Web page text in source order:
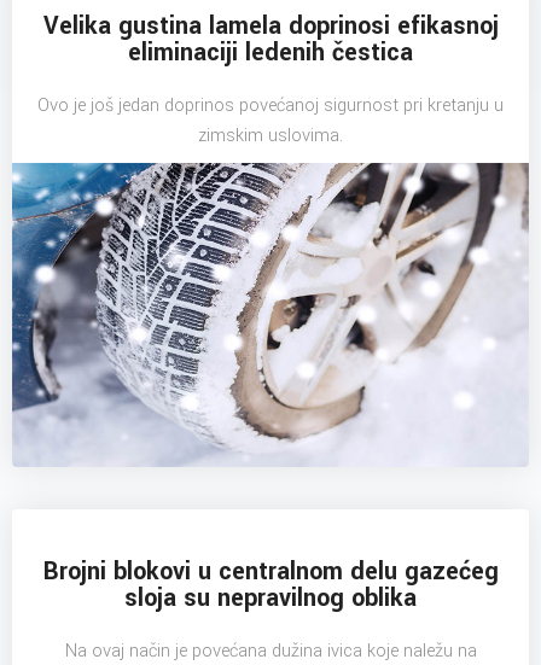
Velika gustina lamela doprinosi efikasnoj
eliminaciji ledenih čestica
Ovo je još jedan doprinos povećanoj sigurnost pri kretanju u
zimskim uslovima.
Brojni blokovi u centralnom delu gazećeg
sloja su nepravilnog oblika
Na ovaj način je povećana dužina ivica koje naležu na